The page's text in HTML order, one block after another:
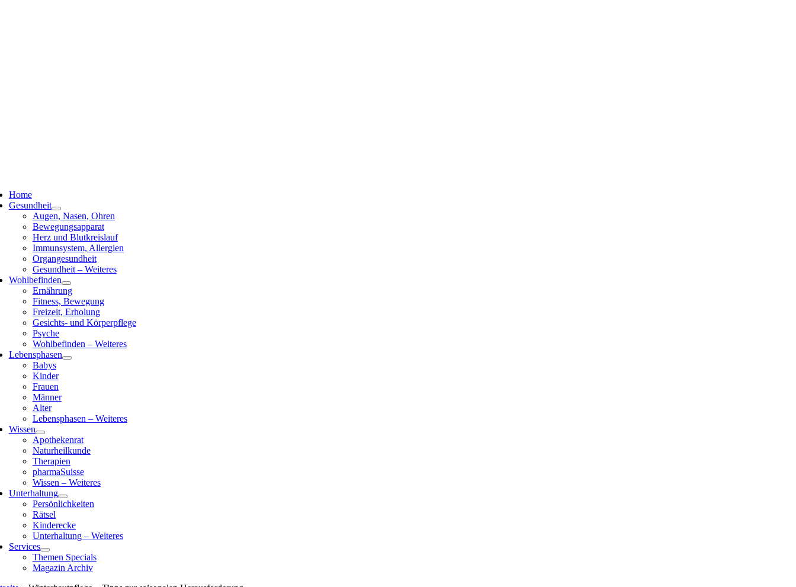
Home
Gesundheit
Augen, Nasen, Ohren
Bewegungsapparat
Herz und Blutkreislauf
Immunsystem, Allergien
Organgesundheit
Gesundheit – Weiteres
Wohlbefinden
Ernährung
Fitness, Bewegung
Freizeit, Erholung
Gesichts- und Körperpflege
Psyche
Wohlbefinden – Weiteres
Lebensphasen
Babys
Kinder
Frauen
Männer
Alter
Lebensphasen – Weiteres
Wissen
Apothekenrat
Naturheilkunde
Therapien
pharmaSuisse
Wissen – Weiteres
Unterhaltung
Persönlichkeiten
Rätsel
Kinderecke
Unterhaltung – Weiteres
Services
Themen Specials
Magazin Archiv